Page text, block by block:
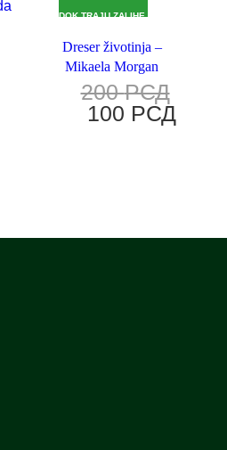
DOK TRAJU ZALIHE.
Dreser životinja –
Mikaela Morgan
200РСД
100 РСД